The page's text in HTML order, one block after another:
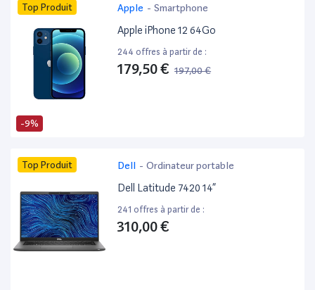
-9%
Top Produit Apple - Smartphone
Apple iPhone 12 64Go
244 offres à partir de :
179,50 € 197,00 €
Top Produit Dell - Ordinateur portable
Dell Latitude 7420 14”
241 offres à partir de :
310,00 €